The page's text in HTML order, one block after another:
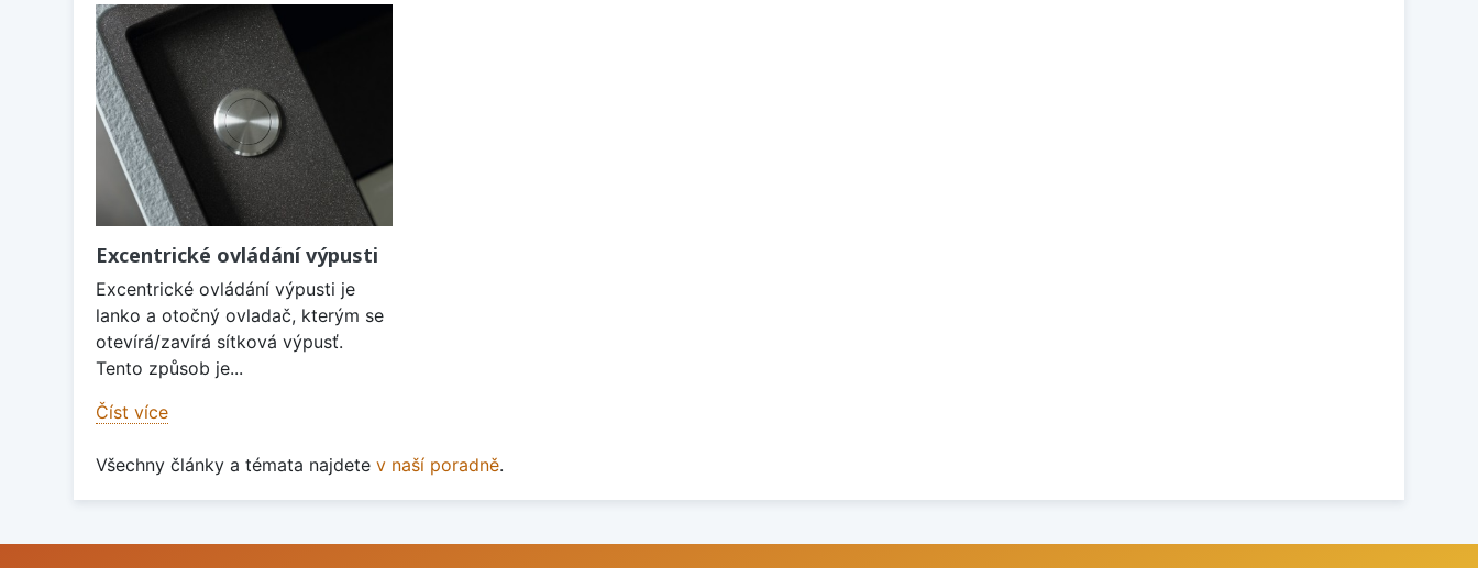
Excentrické ovládání výpusti
Excentrické ovládání výpusti je
lanko a otočný ovladač, kterým se
otevírá/zavírá sítková výpusť.
Tento způsob je...
Číst více
Všechny články a témata najdete v naší poradně.